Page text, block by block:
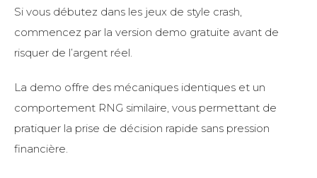
Si vous débutez dans les jeux de style crash,
commencez par la version demo gratuite avant de
risquer de l’argent réel.
La demo offre des mécaniques identiques et un
comportement RNG similaire, vous permettant de
pratiquer la prise de décision rapide sans pression
financière.